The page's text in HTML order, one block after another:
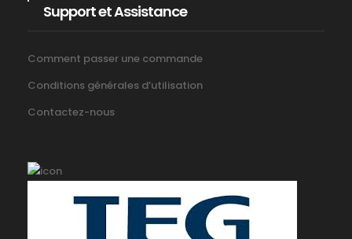
Support et Assistance
Comment passer une commande
Conditions générales d’utilisation
Contactez-nous